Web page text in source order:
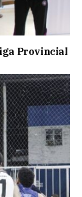
Provincial